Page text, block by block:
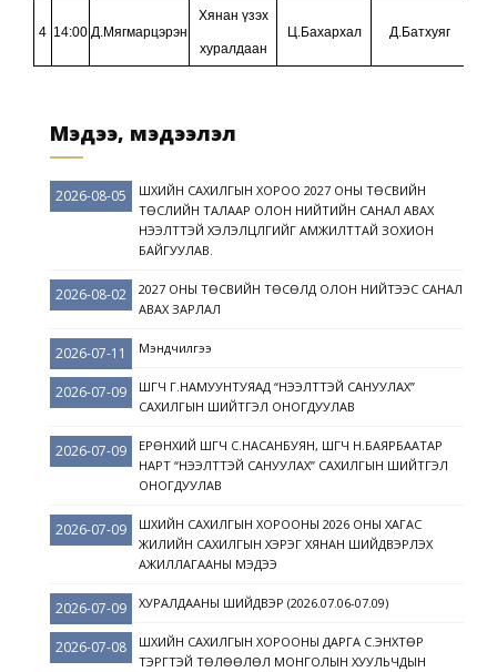
4 14:00 Д.Мягмарцэрэн
Хянан үзэх
хуралдаан
Ц.Бахархал Д.Батхуяг
Мэдээ, мэдээлэл
2026-08-05
ШҮҮХИЙН САХИЛГЫН ХОРОО 2027 ОНЫ ТӨСВИЙН
ТӨСЛИЙН ТАЛААР ОЛОН НИЙТИЙН САНАЛ АВАХ
НЭЭЛТТЭЙ ХЭЛЭЛЦҮҮЛГИЙГ АМЖИЛТТАЙ ЗОХИОН
БАЙГУУЛАВ.
2026-08-02
2027 ОНЫ ТӨСВИЙН ТӨСӨЛД ОЛОН НИЙТЭЭС САНАЛ
АВАХ ЗАРЛАЛ
2026-07-11 Мэндчилгээ
2026-07-09
ШҮҮГЧ Г.НАМУУНТУЯАД “НЭЭЛТТЭЙ САНУУЛАХ”
САХИЛГЫН ШИЙТГЭЛ ОНОГДУУЛАВ
2026-07-09
ЕРӨНХИЙ ШҮҮГЧ С.НАСАНБУЯН, ШҮҮГЧ Н.БАЯРБААТАР
НАРТ “НЭЭЛТТЭЙ САНУУЛАХ” САХИЛГЫН ШИЙТГЭЛ
ОНОГДУУЛАВ
2026-07-09
ШҮҮХИЙН САХИЛГЫН ХОРООНЫ 2026 ОНЫ ХАГАС
ЖИЛИЙН САХИЛГЫН ХЭРЭГ ХЯНАН ШИЙДВЭРЛЭХ
АЖИЛЛАГААНЫ МЭДЭЭ
2026-07-09 ХУРАЛДААНЫ ШИЙДВЭР (2026.07.06-07.09)
2026-07-08
ШҮҮХИЙН САХИЛГЫН ХОРООНЫ ДАРГА С.ЭНХТӨР
ТЭРГҮҮТЭЙ ТӨЛӨӨЛӨЛ МОНГОЛЫН ХУУЛЬЧДЫН